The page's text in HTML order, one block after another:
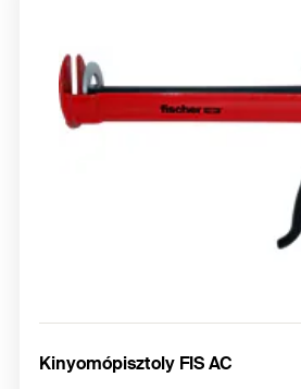
Kinyomópisztoly FIS AC